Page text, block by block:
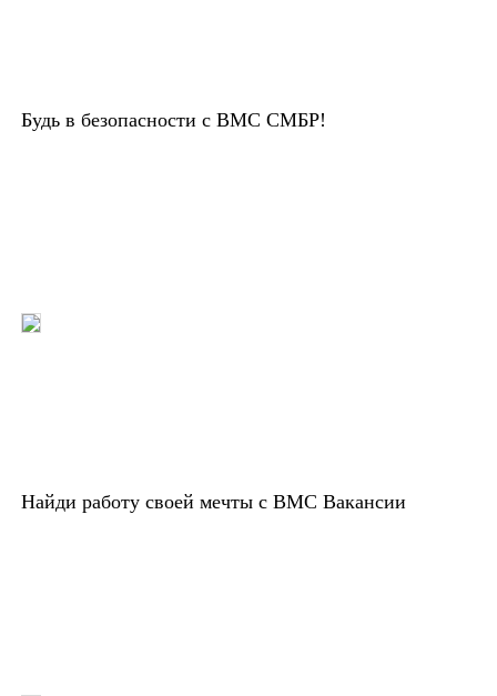
Будь в безопасности с ВМС СМБР!
Найди работу своей мечты с ВМС Вакансии